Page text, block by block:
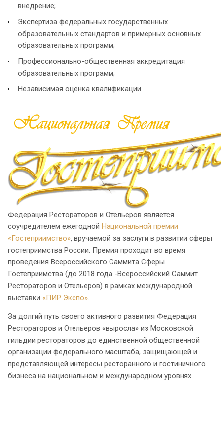
внедрение;
Экспертиза федеральных государственных
образовательных стандартов и примерных основных
образовательных программ;
Профессионально-общественная аккредитация
образовательных программ;
Независимая оценка квалификации.
Федерация Рестораторов и Отельеров является
соучредителем ежегодной Национальной премии
«Гостеприимство», вручаемой за заслуги в развитии сферы
гостеприимства России. Премия проходит во время
проведения Всероссийского Саммита Сферы
Гостеприимства (до 2018 года -Всероссийский Саммит
Рестораторов и Отельеров) в рамках международной
выставки «ПИР Экспо».
За долгий путь своего активного развития Федерация
Рестораторов и Отельеров «выросла» из Московской
гильдии рестораторов до единственной общественной
организации федерального масштаба, защищающей и
представляющей интересы ресторанного и гостиничного
бизнеса на национальном и международном уровнях.